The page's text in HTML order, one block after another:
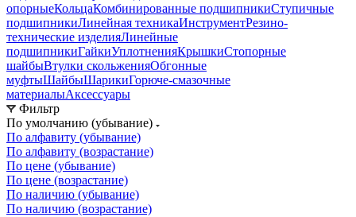
опорныеКольцаКомбинированные подшипникиСтупичные
подшипникиЛинейная техникаИнструментРезино-
технические изделияЛинейные
подшипникиГайкиУплотненияКрышкиСтопорные
шайбыВтулки скольженияОбгонные
муфтыШайбыШарикиГорюче-смазочные
материалыАксессуары
Фильтр
По умолчанию (убывание)
По алфавиту (убывание)
По алфавиту (возрастание)
По цене (убывание)
По цене (возрастание)
По наличию (убывание)
По наличию (возрастание)